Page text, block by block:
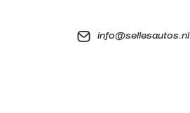
info@sellesautos.nl